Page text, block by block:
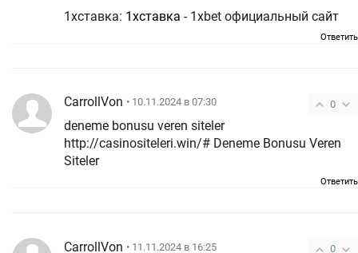
1хставка: 1хставка - 1xbet официальный сайт
Ответить
0
CarrollVon • 10.11.2024 в 07:30
deneme bonusu veren siteler
http://casinositeleri.win/# Deneme Bonusu Veren
Siteler
Ответить
0
CarrollVon • 11.11.2024 в 16:25